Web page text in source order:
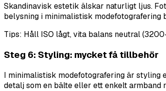
Skandinavisk estetik älskar naturligt ljus.
belysning i minimalistisk modefotografering
Tips: Håll ISO lågt, vita balans neutral
Steg 6: Styling: mycket få tillbehör
I minimalistisk modefotografering är styling
detalj som en bälte eller ett enkelt armband